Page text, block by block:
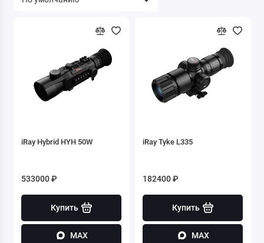
iRay Hybrid HYH 50W
533000 ₽
Купить
MAX
iRay Tyke L335
182400 ₽
Купить
MAX